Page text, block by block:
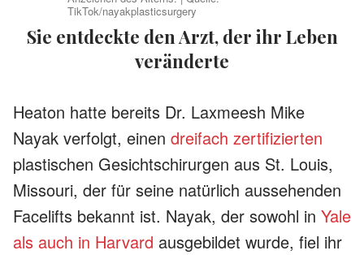
TikTok/nayakplasticsurgery
Sie entdeckte den Arzt, der ihr Leben
veränderte
Heaton hatte bereits Dr. Laxmeesh Mike
Nayak verfolgt, einen dreifach zertifizierten
plastischen Gesichtschirurgen aus St. Louis,
Missouri, der für seine natürlich aussehenden
Facelifts bekannt ist. Nayak, der sowohl in Yale
als auch in Harvard ausgebildet wurde, fiel ihr